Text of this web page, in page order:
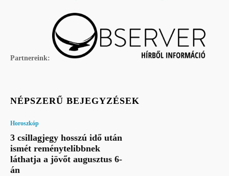
Partnereink:
NÉPSZERŰ BEJEGYZÉSEK
Horoszkóp
3 csillagjegy hosszú idő után
ismét reménytelibbnek
láthatja a jövőt augusztus 6-
án